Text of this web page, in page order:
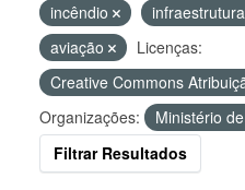
incêndio
aviação
Licenças:
Creative Commons
Organizações:
Ministério
Filtrar Resultados